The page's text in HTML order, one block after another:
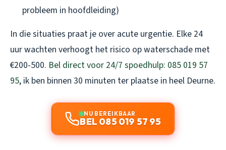
probleem in hoofdleiding)
In die situaties praat je over acute urgentie. Elke 24
uur wachten verhoogt het risico op waterschade met
€200-500. Bel direct voor 24/7 spoedhulp: 085 019 57
95, ik ben binnen 30 minuten ter plaatse in heel Deurne.
NU BEREIKBAAR
BEL 085 019 57 95